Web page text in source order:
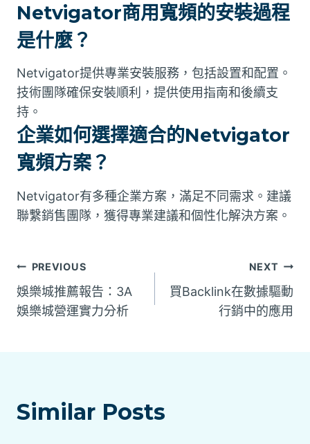
Netvigator商用寬頻的安裝過程
是什麼？
Netvigator提供專業安裝服務，包括設置和配置。
技術團隊確保安裝順利，提供使用指南和後續支
持。
企業如何選擇適合的Netvigator
寬頻方案？
Netvigator有多種企業方案，滿足不同需求。建議
聯繫銷售團隊，獲得專業建議和個性化解決方案。
文
章
PREVIOUS
娛樂城推薦報告：3A
娛樂城營運實力分析
NEXT
買Backlink在數據驅動
行銷中的應用
Similar Posts